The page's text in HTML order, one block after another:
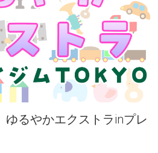
ゆるやかエクストラinプレ